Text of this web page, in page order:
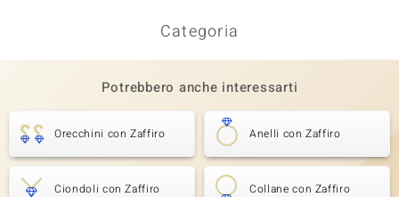
Categoria
Potrebbero anche interessarti
Orecchini con Zaffiro Anelli con Zaffiro
Ciondoli con Zaffiro Collane con Zaffiro